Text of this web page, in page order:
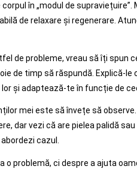
în „modul de supraviețuire”.
de relaxare și regenerare.
de probleme, vreau să îți spun
de timp să răspundă. Explică-
și adaptează-te în funcție de
mei este să învețe să
dar vezi că are pielea palidă
cazul.
o problemă, ci despre a ajuta